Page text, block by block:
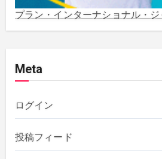
2021年3月
2020年11月
2020年10月
2019年12月
プラン・インターナショナル・ジ
Meta
ログイン
投稿フィード